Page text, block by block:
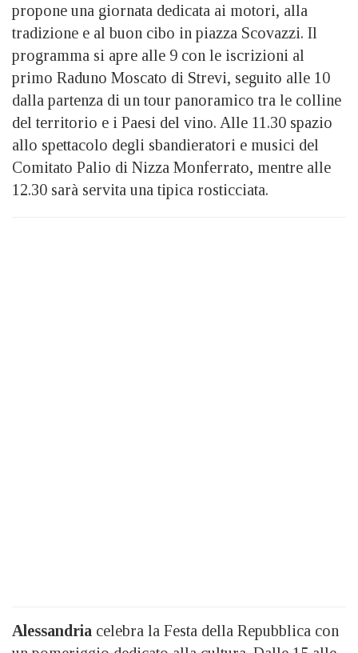
propone una giornata dedicata ai motori, alla
tradizione e al buon cibo in piazza Scovazzi. Il
programma si apre alle 9 con le iscrizioni al
primo Raduno Moscato di Strevi, seguito alle 10
dalla partenza di un tour panoramico tra le colline
del territorio e i Paesi del vino. Alle 11.30 spazio
allo spettacolo degli sbandieratori e musici del
Comitato Palio di Nizza Monferrato, mentre alle
12.30 sarà servita una tipica rosticciata.
Alessandria celebra la Festa della Repubblica con